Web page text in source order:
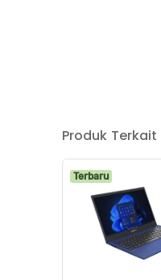
Produk Terkait
Terbaru